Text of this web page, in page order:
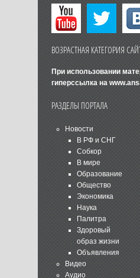
ВОЗРАСТНАЯ КАТЕГОРИЯ
При использовании
гиперссылка на
РАЗДЕЛЫ ПОРТАЛА
Новости
В РФ и СНГ
Собкор
В мире
Образование
Общество
Экономика
Наука
Палитра
Здоровый
образ жизни
Объявления
Видео
Аудио